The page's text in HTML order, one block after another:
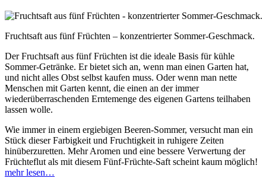
Fruchtsaft aus fünf Früchten – konzentrierter Sommer-Geschmack.
Der Fruchtsaft aus fünf Früchten ist die ideale Basis für kühle
Sommer-Getränke. Er bietet sich an, wenn man einen Garten hat,
und nicht alles Obst selbst kaufen muss. Oder wenn man nette
Menschen mit Garten kennt, die einen an der immer
wiederüberraschenden Erntemenge des eigenen Gartens teilhaben
lassen wolle.
Wie immer in einem ergiebigen Beeren-Sommer, versucht man ein
Stück dieser Farbigkeit und Fruchtigkeit in ruhigere Zeiten
hinüberzuretten. Mehr Aromen und eine bessere Verwertung der
Früchteflut als mit diesem Fünf-Früchte-Saft scheint kaum möglich!
mehr lesen…